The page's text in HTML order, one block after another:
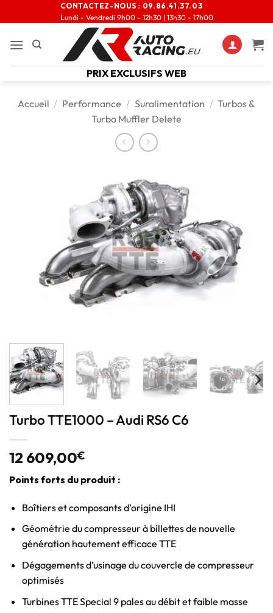
CONTACTEZ-NOUS : 09.86.41.37.03
Lundi - Vendredi 9h00 - 12h30 | 13h30 - 17h00
PRIX EXCLUSIFS WEB
Accueil / Performance / Suralimentation / Turbos &
Turbo Muffler Delete
Turbo TTE1000 – Audi RS6 C6
12 609,00€
Points forts du produit :
Boîtiers et composants d’origine IHI
Géométrie du compresseur à billettes de nouvelle
génération hautement efficace TTE
Dégagements d’usinage du couvercle de compresseur
optimisés
Turbines TTE Special 9 pales au débit et faible masse